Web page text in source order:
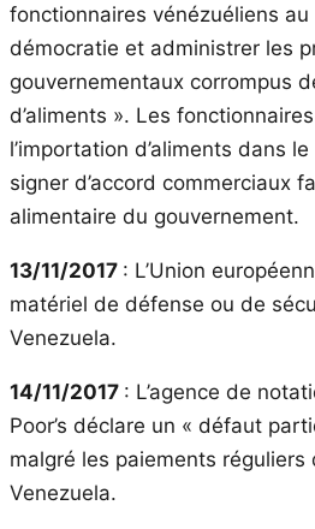
fonctionnaires vénézuéliens
démocratie et administrer les
gouvernementaux corrompus
d’aliments ». Les
l’importation d’aliments dans
signer d’accord commerciaux
alimentaire du gouvernement.
13/11/2017 : L’Union
matériel de défense ou de
Venezuela.
14/11/2017 : L’agence de
Poor’s déclare un « défaut
malgré les paiements
Venezuela.